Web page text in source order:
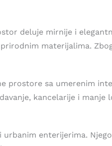
deluje mirnije i
materijalima.
prostore sa umerenim
kancelarije i
enterijerima.